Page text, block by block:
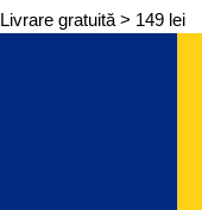
Livrare gratuită > 149 lei